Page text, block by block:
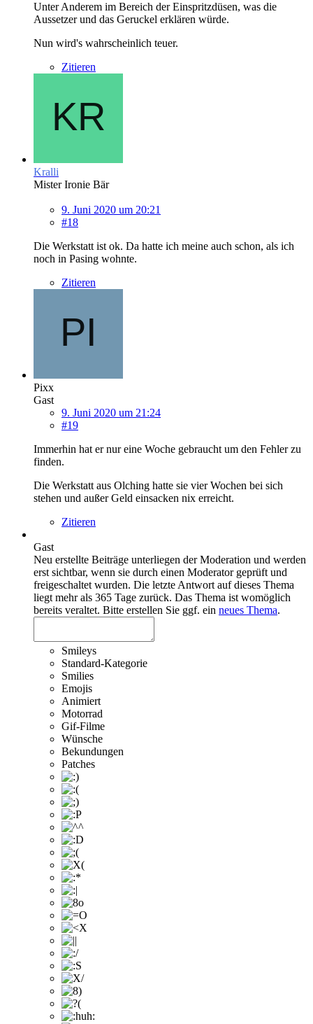
Unter Anderem im Bereich der Einspritzdüsen, was die
Aussetzer und das Geruckel erklären würde.
Nun wird's wahrscheinlich teuer.
Zitieren
Kralli
Mister Ironie Bär
9. Juni 2020 um 20:21
#18
Die Werkstatt ist ok. Da hatte ich meine auch schon, als ich
noch in Pasing wohnte.
Zitieren
Pixx
Gast
9. Juni 2020 um 21:24
#19
Immerhin hat er nur eine Woche gebraucht um den Fehler zu
finden.
Die Werkstatt aus Olching hatte sie vier Wochen bei sich
stehen und außer Geld einsacken nix erreicht.
Zitieren
Gast
Neu erstellte Beiträge unterliegen der Moderation und werden
erst sichtbar, wenn sie durch einen Moderator geprüft und
freigeschaltet wurden. Die letzte Antwort auf dieses Thema
liegt mehr als 365 Tage zurück. Das Thema ist womöglich
bereits veraltet. Bitte erstellen Sie ggf. ein neues Thema.
Smileys
Standard-Kategorie
Smilies
Emojis
Animiert
Motorrad
Gif-Filme
Wünsche
Bekundungen
Patches